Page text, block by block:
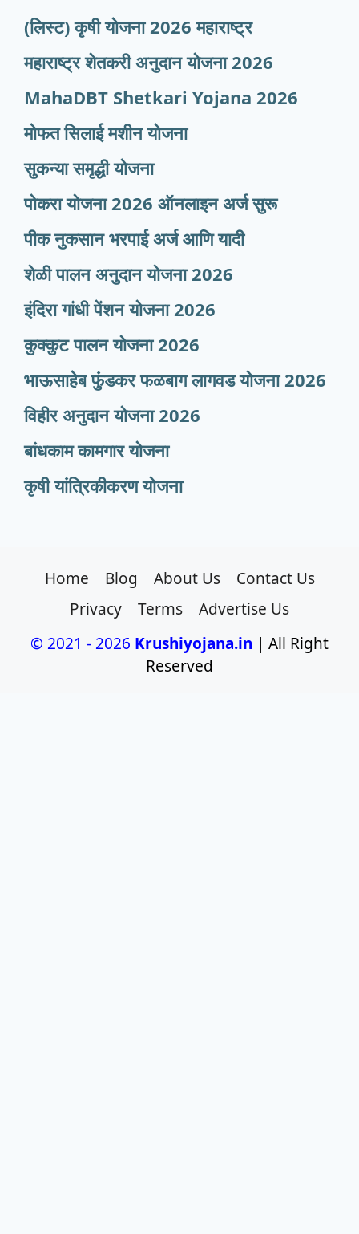
(लिस्ट) कृषी योजना 2026 महाराष्ट्र
महाराष्ट्र शेतकरी अनुदान योजना 2026
MahaDBT Shetkari Yojana 2026
मोफत सिलाई मशीन योजना
सुकन्या समृद्धी योजना
पोकरा योजना 2026 ऑनलाइन अर्ज सुरू
पीक नुकसान भरपाई अर्ज आणि यादी
शेळी पालन अनुदान योजना 2026
इंदिरा गांधी पेंशन योजना 2026
कुक्कुट पालन योजना 2026
भाऊसाहेब फुंडकर फळबाग लागवड योजना 2026
विहीर अनुदान योजना 2026
बांधकाम कामगार योजना
कृषी यांत्रिकीकरण योजना
Home Blog About Us
Contact Us
Privacy
Terms
Advertise Us
© 2021 - 2026 Krushiyojana.in | All Right
Reserved